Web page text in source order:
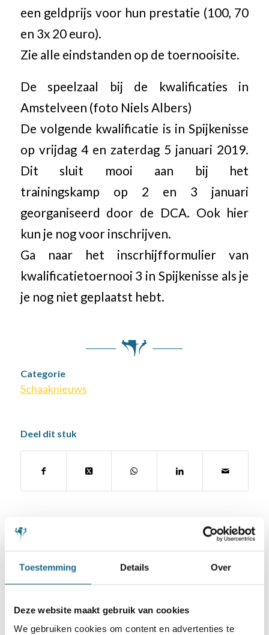
Toestemming Details Over
Deze website maakt gebruik van cookies
We gebruiken cookies om content en advertenties te
een geldprijs voor hun prestatie (100, 70
en 3x 20 euro).
Zie alle eindstanden op de toernooisite.
De speelzaal bij de kwalificaties in
Amstelveen (foto Niels Albers)
De volgende kwalificatie is in Spijkenisse
op vrijdag 4 en zaterdag 5 januari 2019.
Dit sluit mooi aan bij het
trainingskamp op 2 en 3 januari
georganiseerd door de DCA. Ook hier
kun je nog voor inschrijven.
Ga naar het inscrhijfformulier van
kwalificatietoernooi 3 in Spijkenisse als je
je nog niet geplaatst hebt.
Categorie
Schaaknieuws
Deel dit stuk
Misschien ook iets voor u
10 mei 2019
Voerendaal als tweede naar
13 april 2017